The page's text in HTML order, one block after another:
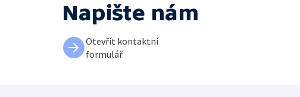
Napište nám
Otevřít kontaktní
formulář